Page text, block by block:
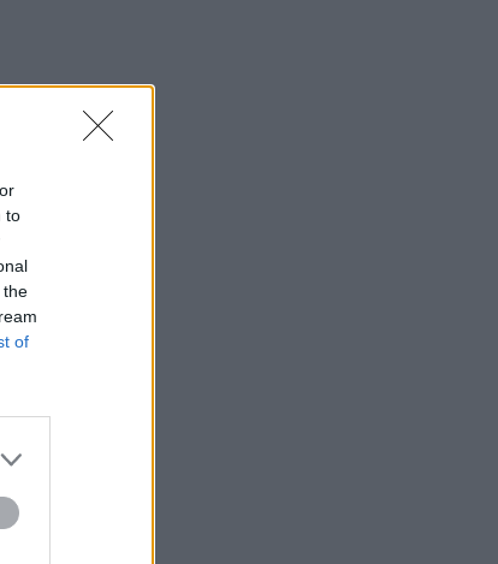
to
the
of
εγκληματικής οργάνωσης του «Έντικ»